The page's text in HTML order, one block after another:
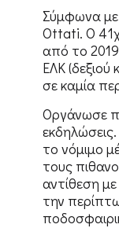
Σύμφωνα με
Ottati. Ο
από το
ΕΛΚ
σε καμία
Οργάνωσε
το νόμιμο
τους
αντίθεση
την